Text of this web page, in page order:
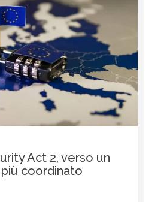
Act 2, verso un
coordinato